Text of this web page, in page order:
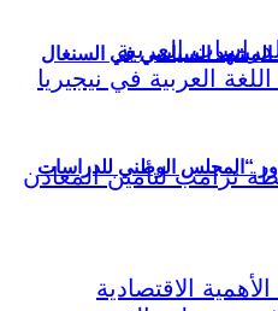
السياسي في السنغال
“المجلس الوطني للدراسات